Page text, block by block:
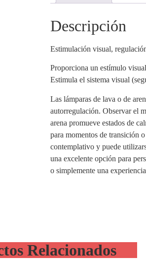
Descripción
Estimulación visual,
Proporciona un estímulo
Estimula el sistema visual
Las lámparas de lava o de
autorregulación. Observar el
arena promueve estados de
para momentos de transición
contemplativo y puede
una excelente opción para
o simplemente una
Relacionados